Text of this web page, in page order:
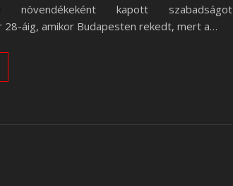
növendékeként kapott szabadságot
28-áig, amikor Budapesten rekedt, mert a…